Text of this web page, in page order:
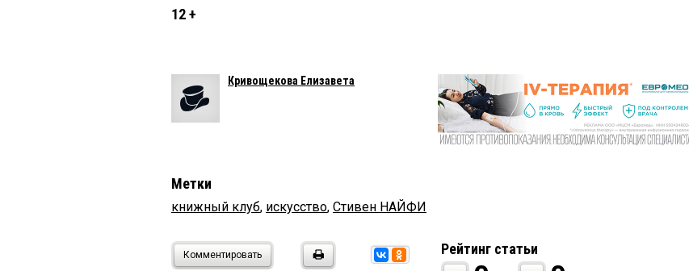
12 +
Кривощекова Елизавета
Метки
книжный клуб, искусство, Стивен НАЙФИ
Комментировать Рейтинг статьи